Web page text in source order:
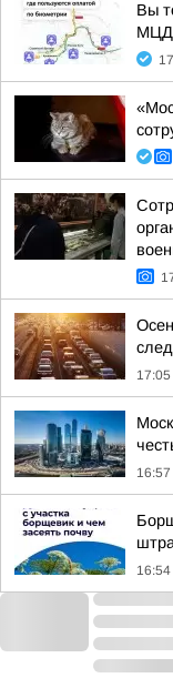
Вы
17:05
16:57
16:54